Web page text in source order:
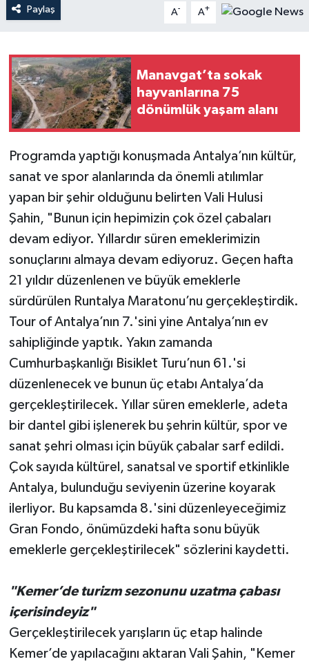
Paylaş A- A+
Manavgat’ta sokak
hayvanlarına 75
dönümlük yaşam alanı
Programda yaptığı konuşmada Antalya’nın kültür,
sanat ve spor alanlarında da önemli atılımlar
yapan bir şehir olduğunu belirten Vali Hulusi
Şahin, "Bunun için hepimizin çok özel çabaları
devam ediyor. Yıllardır süren emeklerimizin
sonuçlarını almaya devam ediyoruz. Geçen hafta
21 yıldır düzenlenen ve büyük emeklerle
sürdürülen Runtalya Maratonu’nu gerçekleştirdik.
Tour of Antalya’nın 7.'sini yine Antalya’nın ev
sahipliğinde yaptık. Yakın zamanda
Cumhurbaşkanlığı Bisiklet Turu’nun 61.'si
düzenlenecek ve bunun üç etabı Antalya’da
gerçekleştirilecek. Yıllar süren emeklerle, adeta
bir dantel gibi işlenerek bu şehrin kültür, spor ve
sanat şehri olması için büyük çabalar sarf edildi.
Çok sayıda kültürel, sanatsal ve sportif etkinlikle
Antalya, bulunduğu seviyenin üzerine koyarak
ilerliyor. Bu kapsamda 8.'sini düzenleyeceğimiz
Gran Fondo, önümüzdeki hafta sonu büyük
emeklerle gerçekleştirilecek" sözlerini kaydetti.
"Kemer’de turizm sezonunu uzatma çabası
içerisindeyiz"
Gerçekleştirilecek yarışların üç etap halinde
Kemer’de yapılacağını aktaran Vali Şahin, "Kemer
Sağlık
Sosyal medya
Spor
Televizyon
Turizm
Yaşam